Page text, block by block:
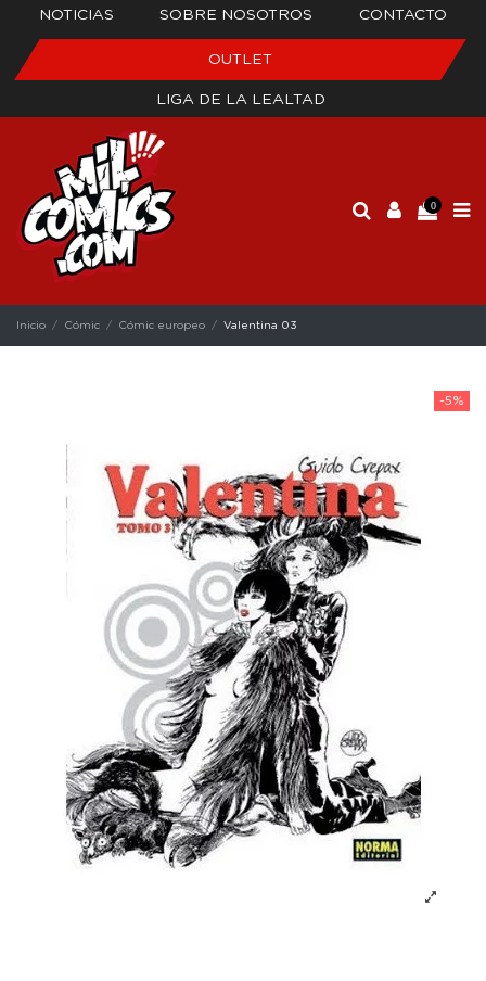
NOTICIAS SOBRE NOSOTROS CONTACTO
OUTLET
LIGA DE LA LEALTAD
0
Inicio Cómic Cómic europeo Valentina 03
-5%